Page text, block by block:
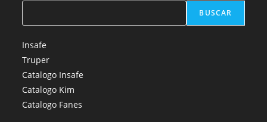
BUSCAR
Insafe
Truper
Catalogo Insafe
Catalogo Kim
Catalogo Fanes